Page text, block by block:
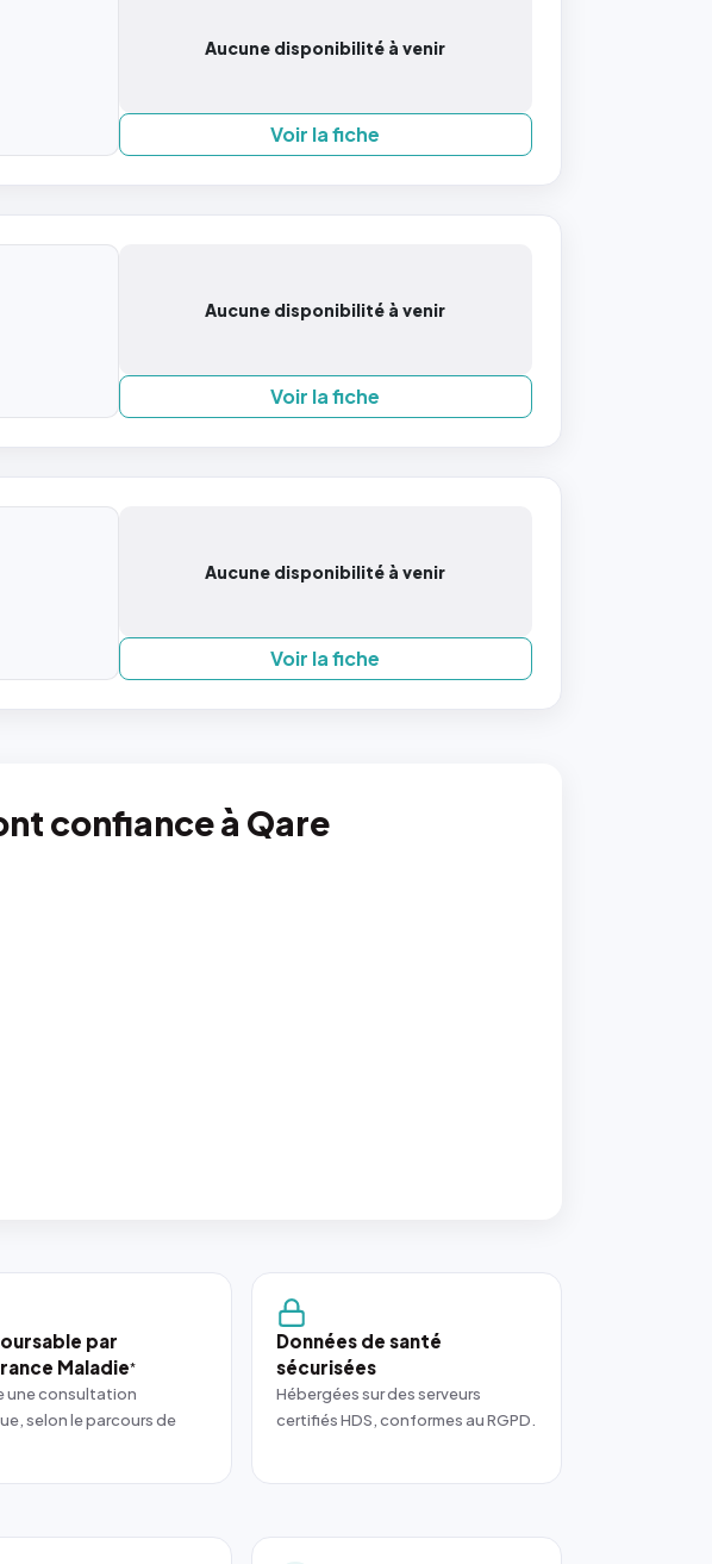
Aucune disponibilité à venir
Voir la fiche
Aucune disponibilité à venir
Voir la fiche
Aucune disponibilité à venir
Voir la fiche
confiance à Qare
par
Maladie*
une consultation
selon le parcours de
Données de santé
sécurisées
Hébergées sur des serveurs
certifiés HDS, conformes au RGPD.